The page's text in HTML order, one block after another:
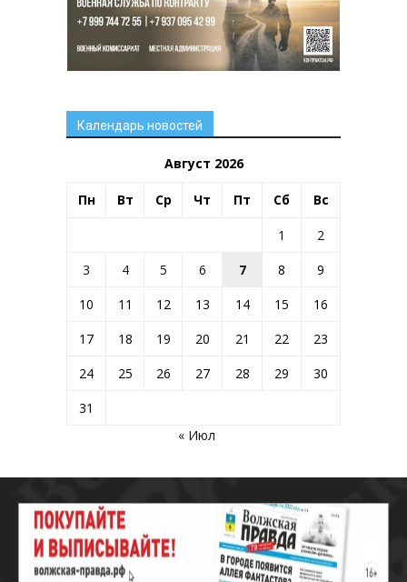
Календарь новостей
Август 2026
Пн Вт Ср Чт Пт Сб Вс
1
2
3
4 5 6 7 8
9
10
11 12 13 14 15
16
17
18 19 20 21 22
23
24
25 26 27 28 29
30
31
« Июл